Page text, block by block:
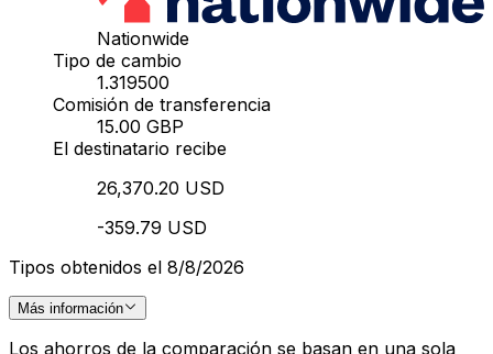
Nationwide
Tipo de cambio
1.319500
Comisión de transferencia
15.00 GBP
El destinatario recibe
26,370.20 USD
-359.79 USD
Tipos obtenidos el 8/8/2026
Más información
Los ahorros de la comparación se basan en una sola